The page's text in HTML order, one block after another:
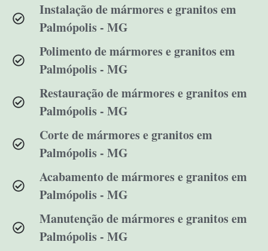
Instalação de mármores e granitos em
Palmópolis - MG
Polimento de mármores e granitos em
Palmópolis - MG
Restauração de mármores e granitos em
Palmópolis - MG
Corte de mármores e granitos em
Palmópolis - MG
Acabamento de mármores e granitos em
Palmópolis - MG
Manutenção de mármores e granitos em
Palmópolis - MG